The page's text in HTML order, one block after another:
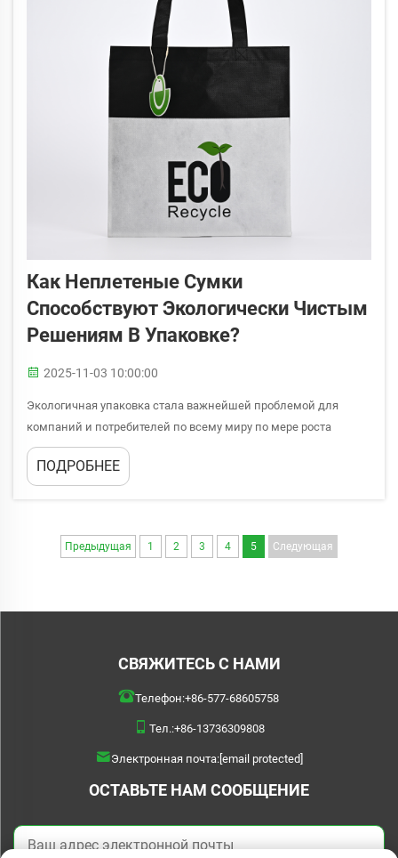
Как Неплетеные Сумки
Способствуют Экологически Чистым
Решениям В Упаковке?
2025-11-03 10:00:00
Экологичная упаковка стала важнейшей проблемой для
компаний и потребителей по всему миру по мере роста
осведомлённости об окружающей среде. Компании всё чаще
ищут альтернативы традиционной пластиковой упаковке,
ПОДРОБНЕЕ
Предыдущая 1 2 3 4 5 Следующая
СВЯЖИТЕСЬ С НАМИ
Телефон:+86-577-68605758
Тел.:+86-13736309808
Электронная почта: [email protected]
ОСТАВЬТЕ НАМ СООБЩЕНИЕ